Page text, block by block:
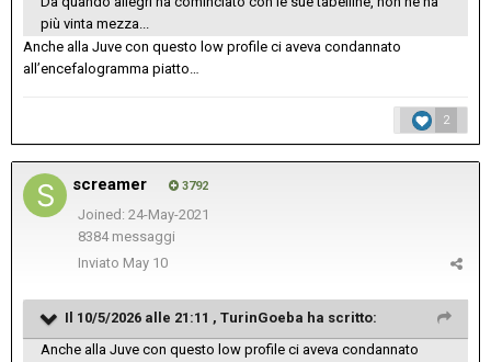
più vinta mezza...
Anche alla Juve con questo low profile ci aveva condannato
all’encefalogramma piatto…
2
screamer 3792
Joined: 24-May-2021
8384 messaggi
Inviato May 10
Il 10/5/2026 alle 21:11 , TurinGoeba ha scritto:
Anche alla Juve con questo low profile ci aveva condannato